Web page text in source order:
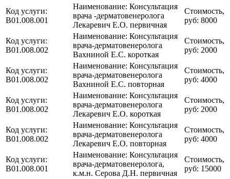
Код услуги:
B01.008.001
Наименование: Консультация
врача -дерматовенеролога
Лекаревич Е.О. первичная
Стоимость,
руб: 8000
Код услуги:
B01.008.002
Наименование: Консультация
врача-дерматовенеролога
Вахниной Е.С. короткая
Стоимость,
руб: 2000
Код услуги:
B01.008.002
Наименование: Консультация
врача-дерматовенеролога
Вахниной Е.С. повторная
Стоимость,
руб: 4000
Код услуги:
B01.008.002
Наименование: Консультация
врача-дерматовенеролога
Лекаревич Е.О. короткая
Стоимость,
руб: 2000
Код услуги:
B01.008.002
Наименование: Консультация
врача-дерматовенеролога
Лекаревич Е.О. повторная
Стоимость,
руб: 4000
Код услуги:
B01.008.001
Наименование: Консультация
врача-дерматовенеролога,
к.м.н. Серова Д.Н. первичная
Стоимость,
руб: 15000